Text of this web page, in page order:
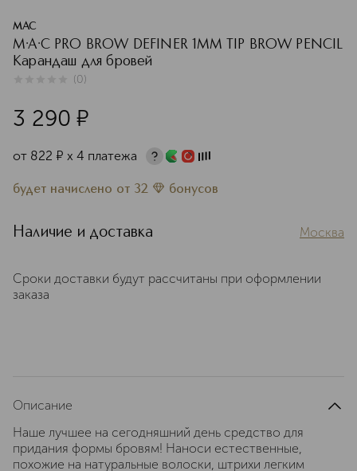
MAC
M·A·C PRO BROW DEFINER 1MM TIP BROW PENCIL
Карандаш для бровей
(0)
3 290 ¤
от 822 ¤ х 4 платежа
будет начислено от 32 бонусов
Наличие и доставка Москва
Сроки доставки будут рассчитаны при оформлении
заказа
Описание
Наше лучшее на сегодняшний день средство для
придания формы бровям! Наноси естественные,
похожие на натуральные волоски, штрихи легким